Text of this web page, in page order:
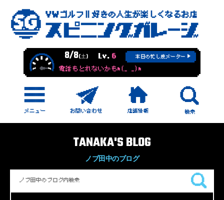
8/8(土) Lv. 6 本日の忙し度メーター
電話もとれないかもm(_ _)m
TANAKA'S BLOG
ノブ田中のブログ